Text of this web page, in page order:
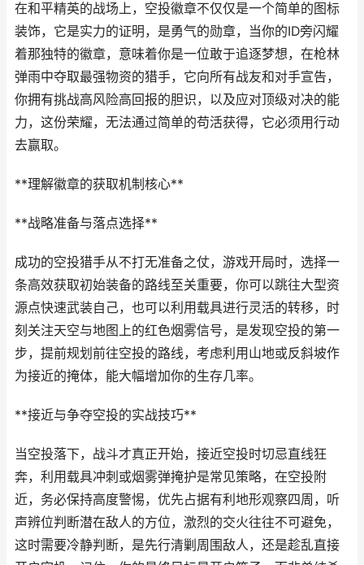
在和平精英的战场上，空投徽章不仅仅是一个简单的图标
装饰，它是实力的证明，是勇气的勋章，当你的ID旁闪耀
着那独特的徽章，意味着你是一位敢于追逐梦想，在枪林
弹雨中夺取最强物资的猎手，它向所有战友和对手宣告，
你拥有挑战高风险高回报的胆识，以及应对顶级对决的能
力，这份荣耀，无法通过简单的苟活获得，它必须用行动
去赢取。
**理解徽章的获取机制核心**
**战略准备与落点选择**
成功的空投猎手从不打无准备之仗，游戏开局时，选择一
条高效获取初始装备的路线至关重要，你可以跳往大型资
源点快速武装自己，也可以利用载具进行灵活的转移，时
刻关注天空与地图上的红色烟雾信号，是发现空投的第一
步，提前规划前往空投的路线，考虑利用山地或反斜坡作
为接近的掩体，能大幅增加你的生存几率。
**接近与争夺空投的实战技巧**
当空投落下，战斗才真正开始，接近空投时切忌直线狂
奔，利用载具冲刺或烟雾弹掩护是常见策略，在空投附
近，务必保持高度警惕，优先占据有利地形观察四周，听
声辨位判断潜在敌人的方位，激烈的交火往往不可避免，
这时需要冷静判断，是先行清剿周围敌人，还是趁乱直接